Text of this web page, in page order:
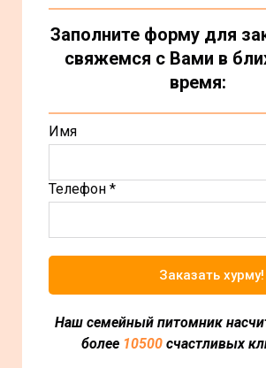
Заполните форму для
свяжемся с Вами в
время:
Имя
Телефон *
Заказать хурму!
Наш семейный питомник
более 10500 счастливых